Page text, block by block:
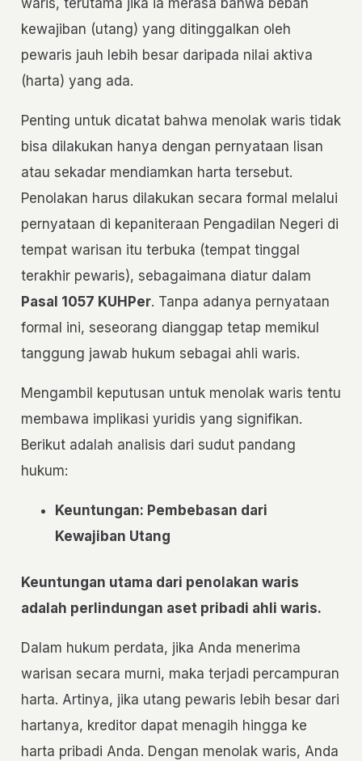
kewajiban (utang) yang ditinggalkan oleh
pewaris jauh lebih besar daripada nilai aktiva
(harta) yang ada.
Penting untuk dicatat bahwa menolak waris tidak
bisa dilakukan hanya dengan pernyataan lisan
atau sekadar mendiamkan harta tersebut.
Penolakan harus dilakukan secara formal melalui
pernyataan di kepaniteraan Pengadilan Negeri di
tempat warisan itu terbuka (tempat tinggal
terakhir pewaris), sebagaimana diatur dalam
Pasal 1057 KUHPer. Tanpa adanya pernyataan
formal ini, seseorang dianggap tetap memikul
tanggung jawab hukum sebagai ahli waris.
Mengambil keputusan untuk menolak waris tentu
membawa implikasi yuridis yang signifikan.
Berikut adalah analisis dari sudut pandang
hukum:
Keuntungan: Pembebasan dari
Kewajiban Utang
Keuntungan utama dari penolakan waris
adalah perlindungan aset pribadi ahli waris.
Dalam hukum perdata, jika Anda menerima
warisan secara murni, maka terjadi percampuran
harta. Artinya, jika utang pewaris lebih besar dari
hartanya, kreditor dapat menagih hingga ke
harta pribadi Anda. Dengan menolak waris, Anda